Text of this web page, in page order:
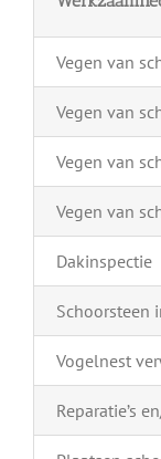
Vegen van
Vegen van
Vegen van
Vegen van
Dakinspectie
Schoorsteen
Vogelnest
Reparatie’s